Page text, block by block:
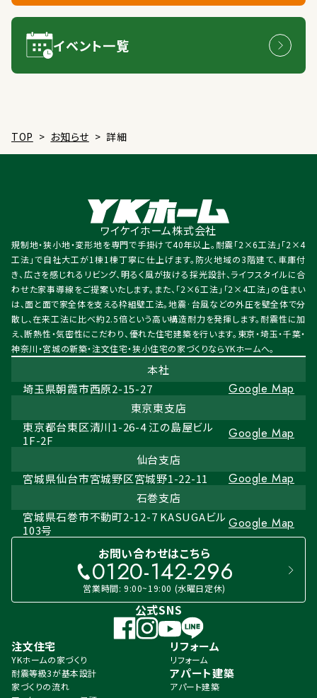
イベント一覧
TOP > お知らせ > 詳細
ワイケイホーム株式会社
規制地・狭小地・変形地を専門で手掛けて40年以上。耐震「2×6工法」「2×4
工法」で自社大工が1棟1棟丁寧に仕上げます。防火地域の3階建て、車庫付
き、広さを感じれるリビング、明るく風が抜ける採光設計、ライフスタイルに合
わせた家事導線をご提案いたします。また、「2×6工法」「2×4工法」の住まい
は、面と面で家全体を支える枠組壁工法。地震·台風などの外圧を壁全体で分
散し、在来工法に比べ約2.5倍という高い構造耐力を発揮します。耐震性に加
え、断熱性・気密性にこだわり、優れた住宅建築を行います。東京・埼玉・千葉・
神奈川・宮城の新築・注文住宅・狭小住宅の家づくりならYKホームへ。
本社
埼玉県朝霞市西原2-15-27
Google Map
東京東支店
東京都台東区清川1-26-4 江の島屋ビル
1F-2F
Google Map
仙台支店
宮城県仙台市宮城野区宮城野1-22-11
Google Map
石巻支店
宮城県石巻市不動町2-12-7 KASUGAビル
103号
Google Map
お問い合わせはこちら
0120-142-296
営業時間: 9:00~19:00 (水曜日定休)
公式SNS
注文住宅
YKホームの家づくり
耐震等級3が基本設計
家づくりの流れ
リフォーム
リフォーム
アパート建築
アパート建築